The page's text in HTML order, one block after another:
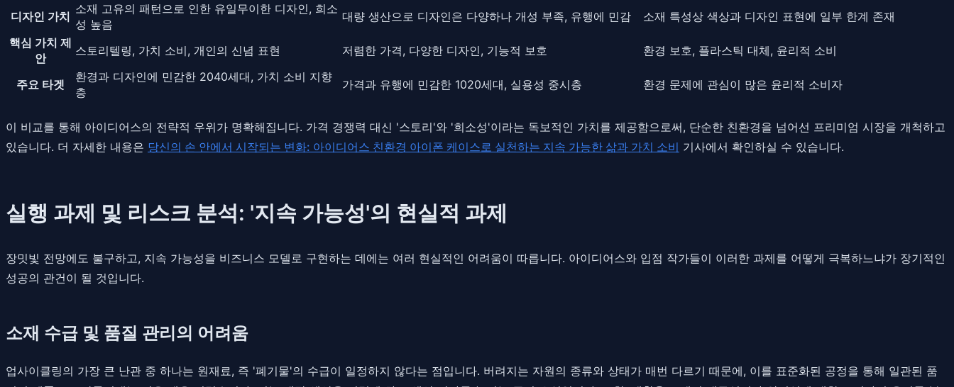
디자인 가치
소재 고유의 패턴으로 인한 유일무이한 디자인, 희소
성 높음
대량 생산으로 디자인은 다양하나 개성 부족, 유행에 민감
소재 특성상 색상과 디자인 표현에 일부 한계 존재
핵심 가치 제
안
스토리텔링, 가치 소비, 개인의 신념 표현 저렴한 가격, 다양한 디자인, 기능적 보호 환경 보호, 플라스틱 대체, 윤리적 소비
주요 타겟
환경과 디자인에 민감한 2040세대, 가치 소비 지향
층
가격과 유행에 민감한 1020세대, 실용성 중시층 환경 문제에 관심이 많은 윤리적 소비자
이 비교를 통해 아이디어스의 전략적 우위가 명확해집니다. 가격 경쟁력 대신 '스토리'와 '희소성'이라는 독보적인 가치를 제공함으로써, 단순한 친환경을 넘어선 프리미엄 시장을 개척하고
있습니다. 더 자세한 내용은 당신의 손 안에서 시작되는 변화: 아이디어스 친환경 아이폰 케이스로 실천하는 지속 가능한 삶과 가치 소비 기사에서 확인하실 수 있습니다.
실행 과제 및 리스크 분석: '지속 가능성'의 현실적 과제
장밋빛 전망에도 불구하고, 지속 가능성을 비즈니스 모델로 구현하는 데에는 여러 현실적인 어려움이 따릅니다. 아이디어스와 입점 작가들이 이러한 과제를 어떻게 극복하느냐가 장기적인
성공의 관건이 될 것입니다.
소재 수급 및 품질 관리의 어려움
업사이클링의 가장 큰 난관 중 하나는 원재료, 즉 '폐기물'의 수급이 일정하지 않다는 점입니다. 버려지는 자원의 종류와 상태가 매번 다르기 때문에, 이를 표준화된 공정을 통해 일관된 품